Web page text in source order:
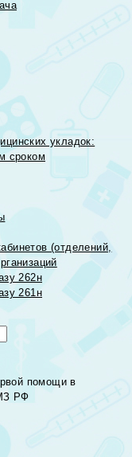
укладок:
сроком
(отделений,
262н
261н
помощи в
РФ